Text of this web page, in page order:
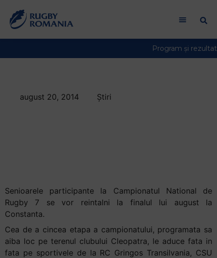
august 20, 2014 Știri
Senioarele participante la Campionatul National de
Rugby 7 se vor reintalni la finalul lui august la
Constanta.
Cea de a cincea etapa a campionatului, programata sa
aiba loc pe terenul clubului Cleopatra, le aduce fata in
fata pe sportivele de la RC Gringos Transilvania, CSU